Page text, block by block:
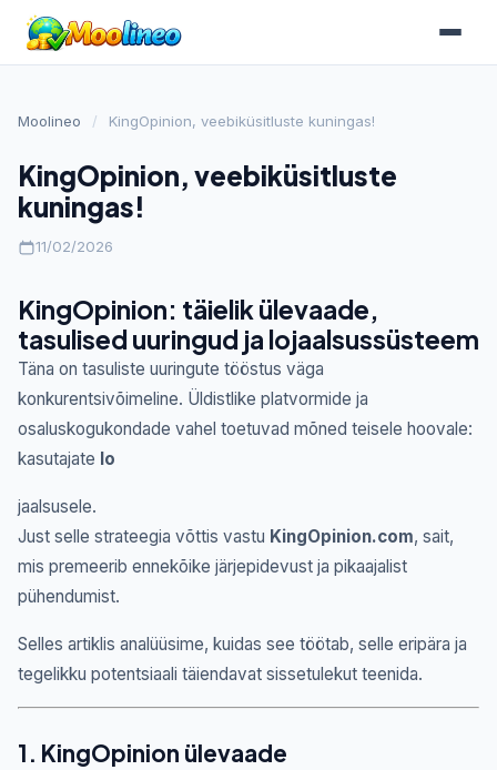
Moolineo / KingOpinion, veebiküsitluste kuningas!
KingOpinion, veebiküsitluste
kuningas!
11/02/2026
KingOpinion: täielik ülevaade,
tasulised uuringud ja lojaalsussüsteem
Täna on tasuliste uuringute tööstus väga
konkurentsivõimeline. Üldistlike platvormide ja
osaluskogukondade vahel toetuvad mõned teisele hoovale:
kasutajate lo
jaalsusele.
Just selle strateegia võttis vastu KingOpinion.com, sait,
mis premeerib ennekõike järjepidevust ja pikaajalist
pühendumist.
Selles artiklis analüüsime, kuidas see töötab, selle eripära ja
tegelikku potentsiaali täiendavat sissetulekut teenida.
1. KingOpinion ülevaade